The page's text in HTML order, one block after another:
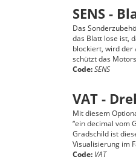
SENS -
Das
das Blatt lose ist,
blockiert, wird der
schützt das
Code:SENS
VAT -
Mit diesem
“ein decimal vom
Gradschild ist
Visualisierung im
Code: VAT